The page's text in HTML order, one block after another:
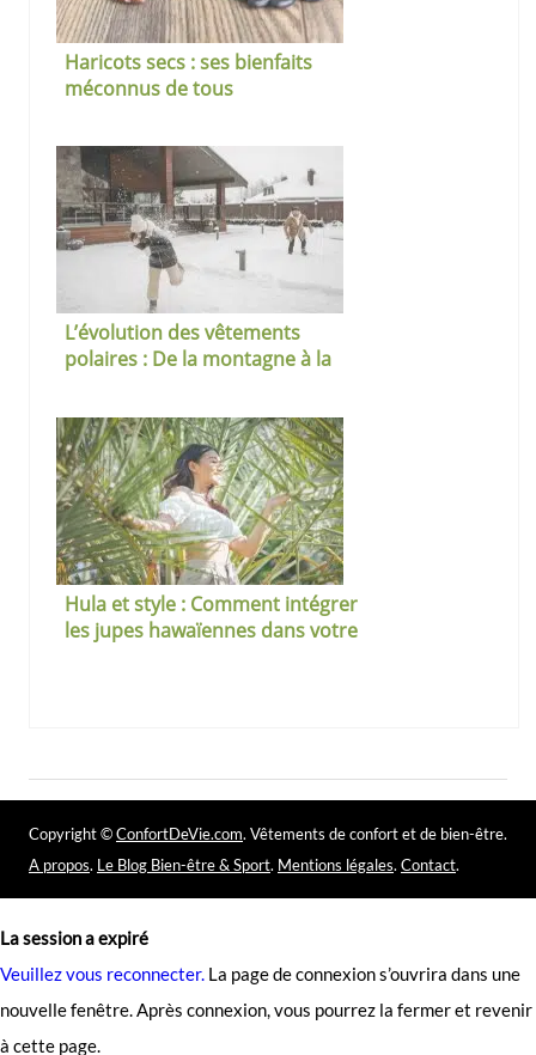
Haricots secs : ses bienfaits
méconnus de tous
L’évolution des vêtements
polaires : De la montagne à la
Hula et style : Comment intégrer
les jupes hawaïennes dans votre
Copyright ©ConfortDeVie.com. Vêtements de confort et de bien-être.
A propos. Le Blog Bien-être & Sport. Mentions légales. Contact.
La session a expiré
Veuillez vous reconnecter. La page de connexion s’ouvrira dans une
nouvelle fenêtre. Après connexion, vous pourrez la fermer et revenir
à cette page.